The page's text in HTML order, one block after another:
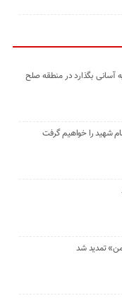
آسانی بگذارد در منطقه صلح
شهید را خواهیم گرفت
تمدید شد